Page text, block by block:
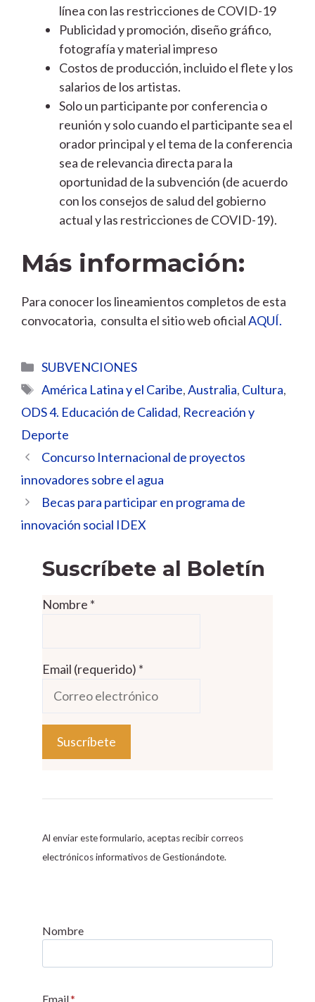
línea con las restricciones de COVID-19
Publicidad y promoción, diseño gráfico,
fotografía y material impreso
Costos de producción, incluido el flete y los
salarios de los artistas.
Solo un participante por conferencia o
reunión y solo cuando el participante sea el
orador principal y el tema de la conferencia
sea de relevancia directa para la
oportunidad de la subvención (de acuerdo
con los consejos de salud del gobierno
actual y las restricciones de COVID-19).
Más información:
Para conocer los lineamientos completos de esta
convocatoria, consulta el sitio web oficialAQUÍ.
Categorías
SUBVENCIONES
Etiquetas
América Latina y el Caribe,Australia, Cultura,
ODS 4. Educación de Calidad, Recreación y
Deporte
Concurso Internacional de proyectos
innovadores sobre el agua
Becas para participar en programa de
innovación social IDEX
Suscríbete al Boletín
Nombre *
Email (requerido) *
o
s
t
C
n
Al enviar este formulario, aceptas recibir correos
electrónicos informativos de Gestionándote.
Nombre
Email*